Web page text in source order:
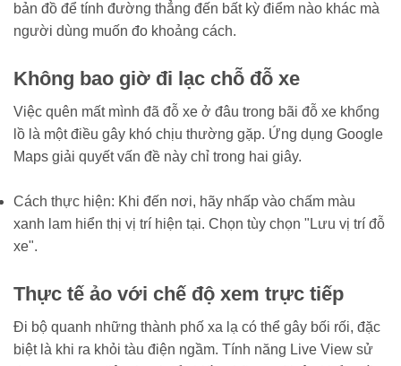
bản đồ để tính đường thẳng đến bất kỳ điểm nào khác mà
người dùng muốn đo khoảng cách.
Không bao giờ đi lạc chỗ đỗ xe
Việc quên mất mình đã đỗ xe ở đâu trong bãi đỗ xe khổng
lồ là một điều gây khó chịu thường gặp. Ứng dụng Google
Maps giải quyết vấn đề này chỉ trong hai giây.
Cách thực hiện: Khi đến nơi, hãy nhấp vào chấm màu
xanh lam hiển thị vị trí hiện tại. Chọn tùy chọn "Lưu vị trí đỗ
xe".
Thực tế ảo với chế độ xem trực tiếp
Đi bộ quanh những thành phố xa lạ có thể gây bối rối, đặc
biệt là khi ra khỏi tàu điện ngầm. Tính năng Live View sử